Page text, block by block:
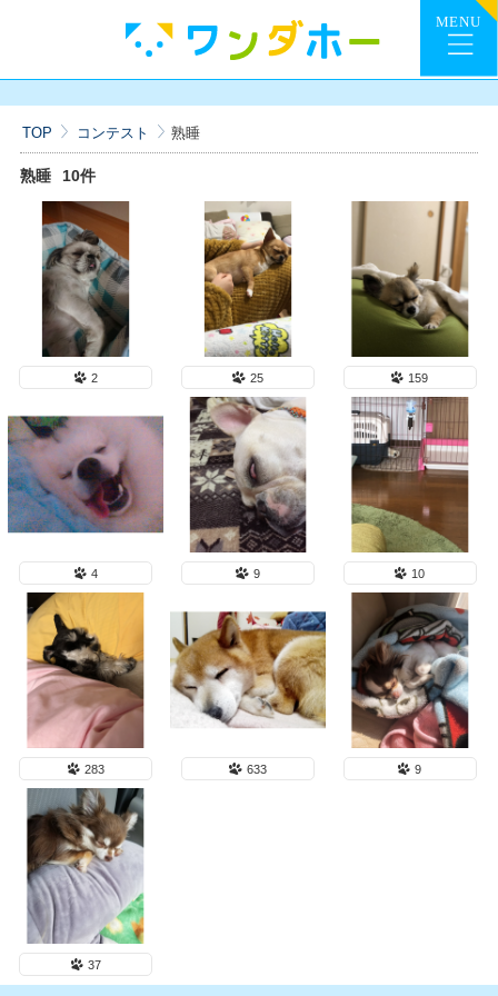
TOP コンテスト 熟睡
熟睡 10件
2 25 159
4 9 10
283 633 9
37